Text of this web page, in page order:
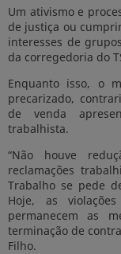
Um ativismo e
de justiça ou
interesses de
da corregedoria do
Enquanto isso, o
precarizado,
de venda
trabalhista.
“Não houve
reclamações
Trabalho se pede
Hoje, as
permanecem as
terminação de
Filho.